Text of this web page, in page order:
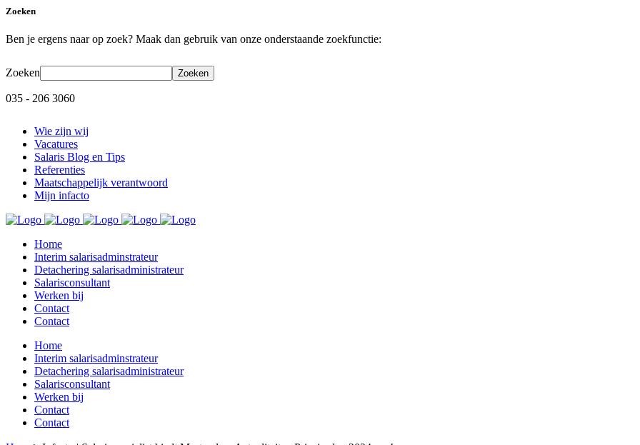
Zoeken
Ben je ergens naar op zoek? Maak dan gebruik van onze onderstaande zoekfunctie:
Zoeken
035 - 206 3060
Wie zijn wij
Vacatures
Salaris Blog en Tips
Referenties
Maatschappelijk verantwoord
Mijn infacto
Home
Interim salarisadminstrateur
Detachering salarisadministrateur
Salarisconsultant
Werken bij
Contact
Contact
Home
Interim salarisadminstrateur
Detachering salarisadministrateur
Salarisconsultant
Werken bij
Contact
Contact